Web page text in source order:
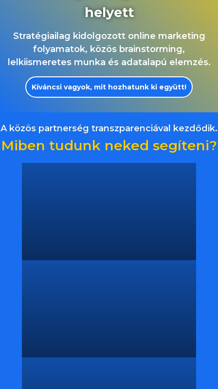
helyett
Stratégiailag kidolgozott online marketing
folyamatok, közös brainstorming,
lelkiismeretes munka és adatalapú elemzés.
Kíváncsi vagyok, mit hozhatunk ki együtt!
A közös partnerség transzparenciával kezdődik.
Miben tudunk neked segíteni?